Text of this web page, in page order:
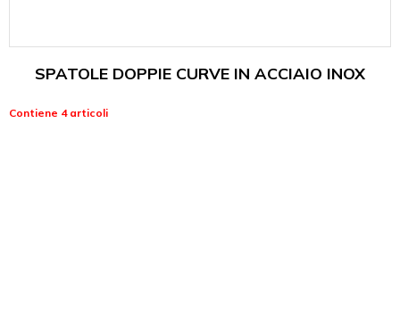
SPATOLE DOPPIE CURVE IN ACCIAIO INOX
Contiene 4 articoli